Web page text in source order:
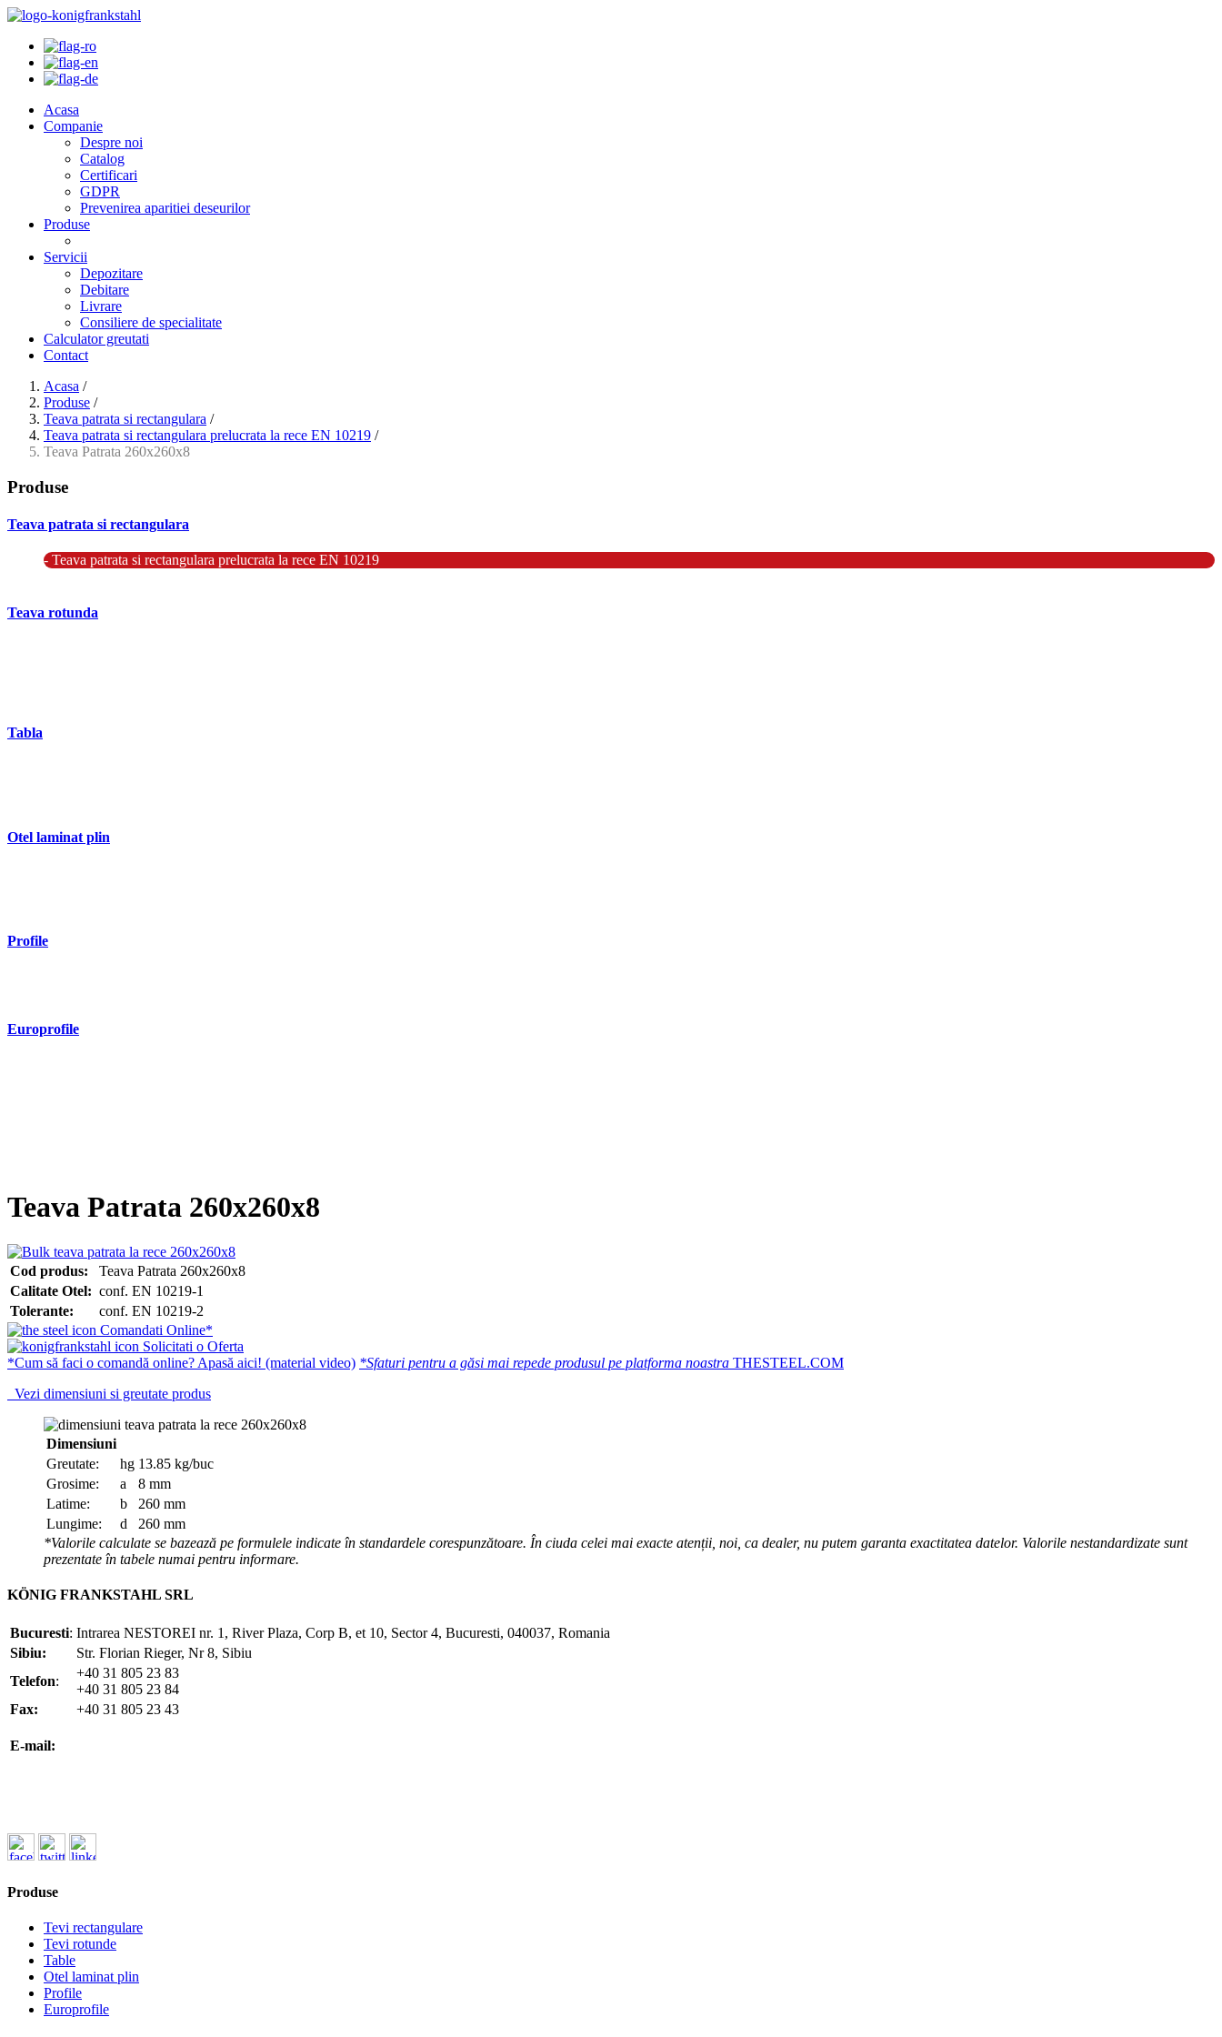
Acasa
Companie
Despre noi
Catalog
Certificari
GDPR
Prevenirea aparitiei deseurilor
Produse
Servicii
Depozitare
Debitare
Livrare
Consiliere de specialitate
Calculator greutati
Contact
Acasa /
Produse /
Teava patrata si rectangulara /
Teava patrata si rectangulara prelucrata la rece EN 10219 /
Teava Patrata 260x260x8
Produse
Teava patrata si rectangulara
- Teava patrata si rectangulara prelucrata la rece EN 10219
Teava rotunda
Tabla
Otel laminat plin
Profile
Europrofile
Teava Patrata 260x260x8
Cod produs:
Teava Patrata 260x260x8
Calitate Otel: conf. EN 10219-1
Tolerante:
conf. EN 10219-2
Comandati Online*
Solicitati o Oferta
*Cum să faci o comandă online? Apasă aici! (material video) *Sfaturi pentru a găsi mai repede produsul pe platforma noastra THESTEEL.COM
Vezi dimensiuni si greutate produs
Dimensiuni
Greutate:
hg 13.85 kg/buc
Grosime:
a
8 mm
Latime:
b
260 mm
Lungime:
d
260 mm
*Valorile calculate se bazează pe formulele indicate în standardele corespunzătoare. În ciuda celei mai exacte atenții, noi, ca dealer, nu putem garanta exactitatea datelor. Valorile nestandardizate sunt
prezentate în tabele numai pentru informare.
KÖNIG FRANKSTAHL SRL
Bucuresti: Intrarea NESTOREI nr. 1, River Plaza, Corp B, et 10, Sector 4, Bucuresti, 040037, Romania
Sibiu:
Str. Florian Rieger, Nr 8, Sibiu
Telefon:
+40 31 805 23 83
+40 31 805 23 84
Fax:
+40 31 805 23 43
E-mail:
Produse
Tevi rectangulare
Tevi rotunde
Table
Otel laminat plin
Profile
Europrofile